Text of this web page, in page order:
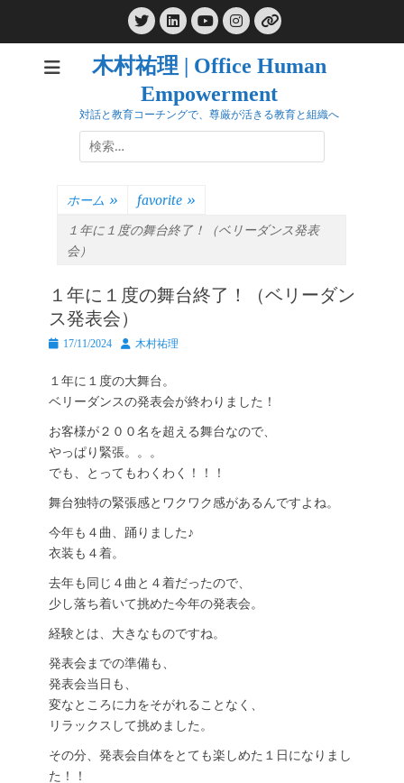
TwitterLinkedIn
YouTube
Instagram
リ
ン
ク
木村祐理 | Office Human
Empowerment
対話と教育コーチングで、尊厳が活きる教育と組織へ
検
索:
ホーム » favorite »
１年に１度の舞台終了！（ベリーダンス発表
会）
１年に１度の舞台終了！（ベリーダン
ス発表会）
投
日
17/11/2024
投
者
木村祐理
１年に１度の大舞台。
ベリーダンスの発表会が終わりました！
お客様が２００名を超える舞台なので、
やっぱり緊張。。。
でも、とってもわくわく！！！
舞台独特の緊張感とワクワク感があるんですよね。
今年も４曲、踊りました♪
衣装も４着。
去年も同じ４曲と４着だったので、
少し落ち着いて挑めた今年の発表会。
経験とは、大きなものですね。
発表会までの準備も、
発表会当日も、
変なところに力をそがれることなく、
リラックスして挑めました。
その分、発表会自体をとても楽しめた１日になりまし
た！！